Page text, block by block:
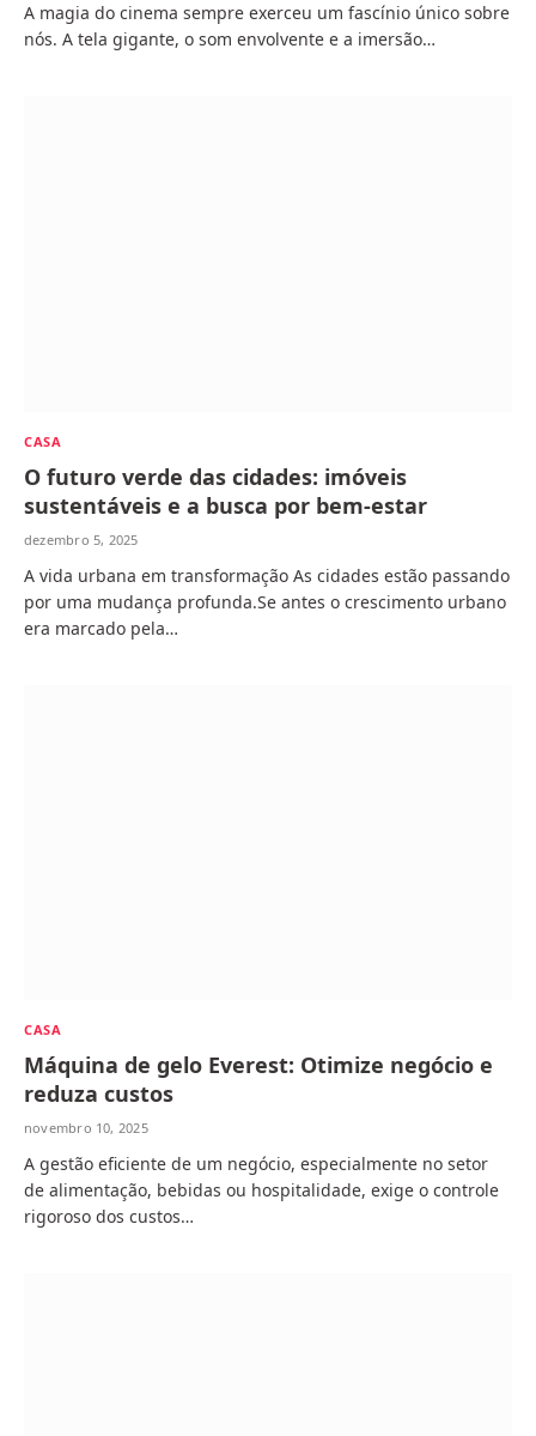
A magia do cinema sempre exerceu um fascínio único sobre
nós. A tela gigante, o som envolvente e a imersão…
CASA
O futuro verde das cidades: imóveis
sustentáveis e a busca por bem-estar
dezembro 5, 2025
A vida urbana em transformação As cidades estão passando
por uma mudança profunda.Se antes o crescimento urbano
era marcado pela…
CASA
Máquina de gelo Everest: Otimize negócio e
reduza custos
novembro 10, 2025
A gestão eficiente de um negócio, especialmente no setor
de alimentação, bebidas ou hospitalidade, exige o controle
rigoroso dos custos…